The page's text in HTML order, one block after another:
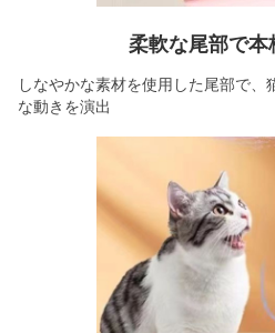
柔軟な尾部で本
しなやかな素材を使用した尾部で、
な動きを演出